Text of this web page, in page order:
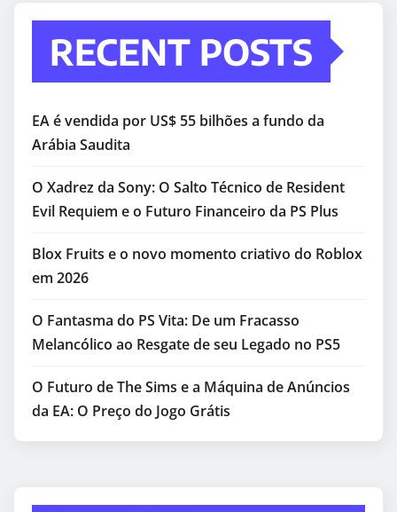
RECENT POSTS
EA é vendida por US$ 55 bilhões a fundo da
Arábia Saudita
O Xadrez da Sony: O Salto Técnico de Resident
Evil Requiem e o Futuro Financeiro da PS Plus
Blox Fruits e o novo momento criativo do Roblox
em 2026
O Fantasma do PS Vita: De um Fracasso
Melancólico ao Resgate de seu Legado no PS5
O Futuro de The Sims e a Máquina de Anúncios
da EA: O Preço do Jogo Grátis